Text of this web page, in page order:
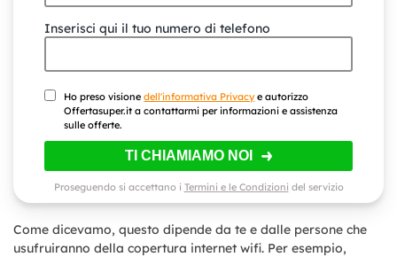
Inserisci qui il tuo numero di telefono
Ho preso visionedell'informativa Privacye autorizzo
Offertasuper.it a contattarmi per informazioni e assistenza
sulle offerte.
TI CHIAMIAMO NOI
Proseguendo si accettano i Termini e le Condizioni del servizio
Come dicevamo, questo dipende da te e dalle persone che
usufruiranno della copertura internet wifi. Per esempio,